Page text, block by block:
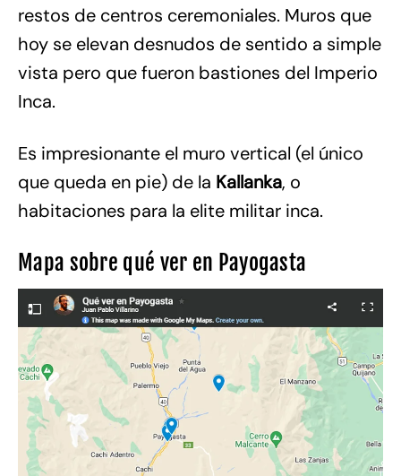
restos de centros ceremoniales. Muros que
hoy se elevan desnudos de sentido a simple
vista pero que fueron bastiones del Imperio
Inca.
Es impresionante el muro vertical (el único
que queda en pie) de la Kallanka, o
habitaciones para la elite militar inca.
Mapa sobre qué ver en Payogasta